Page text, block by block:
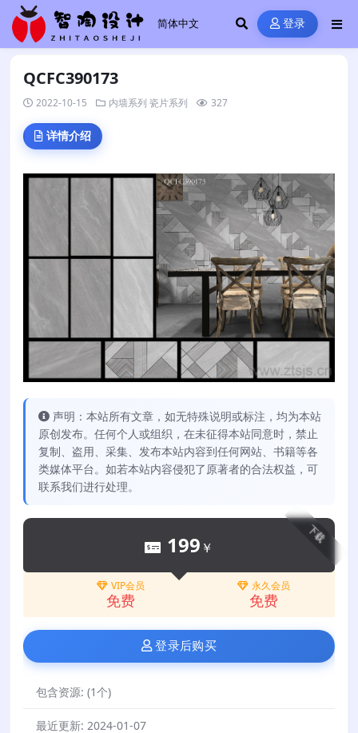
登录
QCFC390173
2022-10-15 内墙系列 瓷片系列 327
详情介绍
声明：本站所有文章，如无特殊说明或标注，均为本站
原创发布。任何个人或组织，在未征得本站同意时，禁止
复制、盗用、采集、发布本站内容到任何网站、书籍等各
类媒体平台。如若本站内容侵犯了原著者的合法权益，可
联系我们进行处理。
下载
199 ￥
VIP会员
免费
永久会员
免费
登录后购买
包含资源: (1个)
最近更新: 2024-01-07